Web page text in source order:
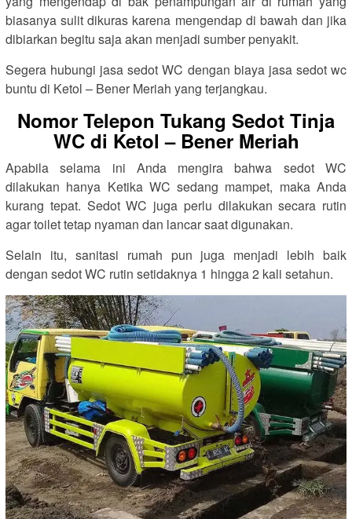
biasanya sulit dikuras karena mengendap di bawah dan jika
dibiarkan begitu saja akan menjadi sumber penyakit.
Segera hubungi jasa sedot WC dengan biaya jasa sedot wc
buntu di Ketol – Bener Meriah yang terjangkau.
Nomor Telepon Tukang Sedot Tinja
WC di Ketol – Bener Meriah
Apabila selama ini Anda mengira bahwa sedot WC
dilakukan hanya Ketika WC sedang mampet, maka Anda
kurang tepat. Sedot WC juga perlu dilakukan secara rutin
agar toilet tetap nyaman dan lancar saat digunakan.
Selain itu, sanitasi rumah pun juga menjadi lebih baik
dengan sedot WC rutin setidaknya 1 hingga 2 kali setahun.